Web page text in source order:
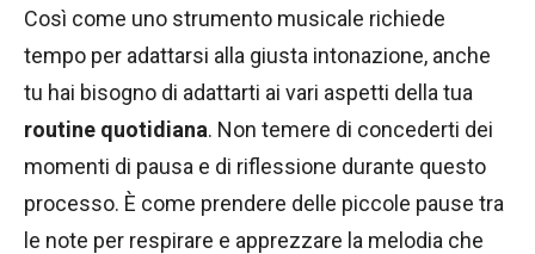
Così come uno strumento musicale richiede
tempo per adattarsi alla giusta intonazione, anche
tu hai bisogno di adattarti ai vari aspetti della tua
routine quotidiana. Non temere di concederti dei
momenti di pausa e di riflessione durante questo
processo. È come prendere delle piccole pause tra
le note per respirare e apprezzare la melodia che